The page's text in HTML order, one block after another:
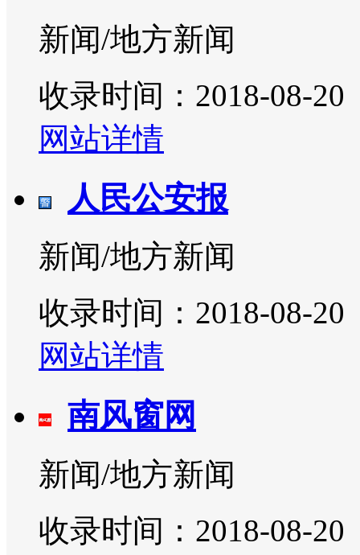
新闻/地方新闻
收录时间：2018-08-20
网站详情
人民公安报
新闻/地方新闻
收录时间：2018-08-20
网站详情
南风窗网
新闻/地方新闻
收录时间：2018-08-20